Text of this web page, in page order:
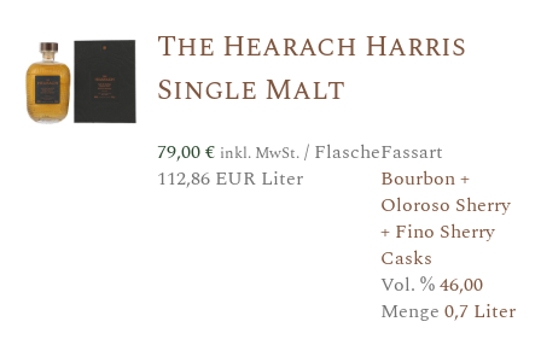
The Hearach Harris
Single Malt
79,00€ inkl. MwSt. / Flasche
112,86 EUR Liter
Fassart
Bourbon +
Oloroso Sherry
+ Fino Sherry
Casks
Vol. %46,00
Menge0,7 Liter